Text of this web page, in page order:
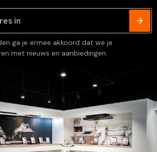
ga je ermee akkoord dat we je
met nieuws en aanbiedingen.